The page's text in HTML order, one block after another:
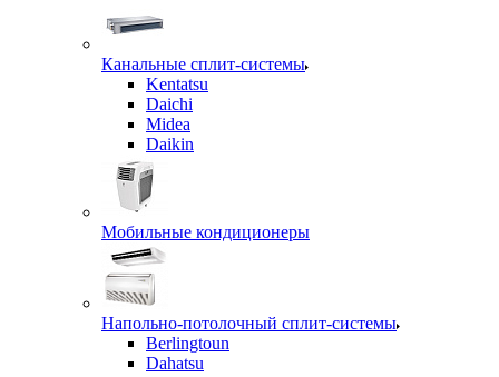
Канальные сплит-системы
Kentatsu
Daichi
Midea
Daikin
Мобильные кондиционеры
Напольно-потолочный сплит-системы
Berlingtoun
Dahatsu